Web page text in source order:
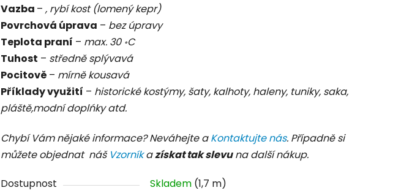
Vazba – , rybí kost (lomený kepr)
Povrchová úprava – bez úpravy
Teplota praní – max. 30 ॰C
Tuhost – středně splývavá
Pocitově – mírně kousavá
Příklady využití – historické kostýmy, šaty, kalhoty, haleny, tuniky, saka,
pláště,modní doplńky atd.
Chybí Vám nějaké informace? Neváhejte aKontaktujte nás. Případně si
můžete objednat náš Vzorníkazískat tak slevuna další nákup.
Dostupnost Skladem (1,7 m)